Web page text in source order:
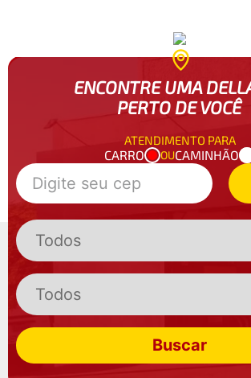
ENCONTRE UMA
PERTO DE VOCÊ
ATENDIMENTO PARA
CARRO OUCAMINHÃO
Buscar